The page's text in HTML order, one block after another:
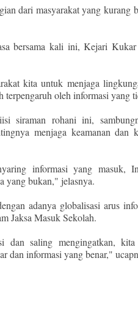
dari masyarakat yang kurang
bersama kali ini, Kejari
kita untuk menjaga
terpengaruh oleh informasi yang
siraman rohani ini,
menjaga keamanan dan
informasi yang
yang bukan," jelasnya.
adanya globalisasi arus
Jaksa Masuk Sekolah.
dan saling mengingatkan,
dan informasi yang benar,"